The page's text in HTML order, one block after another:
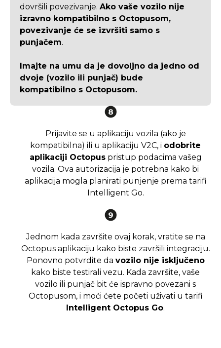
dovršili povezivanje. Ako vaše vozilo nije
izravno kompatibilno s Octopusom,
povezivanje će se izvršiti samo s
punjačem.
Imajte na umu da je dovoljno da jedno od
dvoje (vozilo ili punjač) bude
kompatibilno s Octopusom.
Prijavite se u aplikaciju vozila (ako je
kompatibilna) ili u aplikaciju V2C, i odobrite
aplikaciji Octopuspristup podacima vašeg
vozila. Ova autorizacija je potrebna kako bi
aplikacija mogla planirati punjenje prema tarifi
Intelligent Go.
Jednom kada završite ovaj korak, vratite se na
Octopus aplikaciju kako biste završili integraciju.
Ponovno potvrdite da vozilo nije isključeno
kako biste testirali vezu. Kada završite, vaše
vozilo ili punjač bit će ispravno povezani s
Octopusom, i moći ćete početi uživati u tarifi
Intelligent Octopus Go.